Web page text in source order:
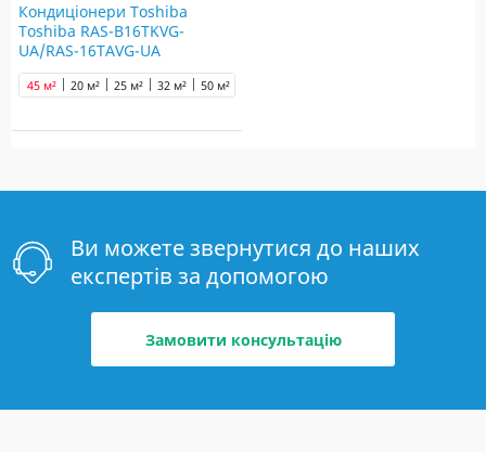
Кондиціонери Toshiba
Toshiba RAS-B16TKVG-
UA/RAS-16TAVG-UA
20 м² 25 м² 32 м²
45 м² 50 м²
Ви можете звернутися до наших
експертів за допомогою
Замовити консультацію